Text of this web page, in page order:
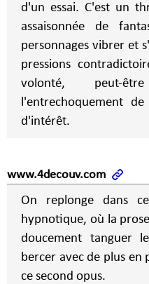
d'un essai. C'est un
assaisonnée de
personnages vibrer et
pressions
volonté, peut-
l'entrechoquement
d'intérêt.
www.4decouv.com
On replonge dans
hypnotique, où la
doucement tanguer
bercer avec de plus en
ce second opus.